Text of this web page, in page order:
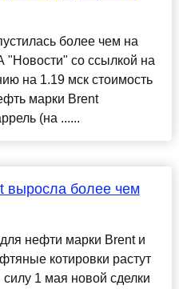
более чем на
со ссылкой на
на 1.19 мск стоимость
марки Brent
(на ......
выросла более чем
нефти марки Brent и
котировки растут
1 мая новой сделки